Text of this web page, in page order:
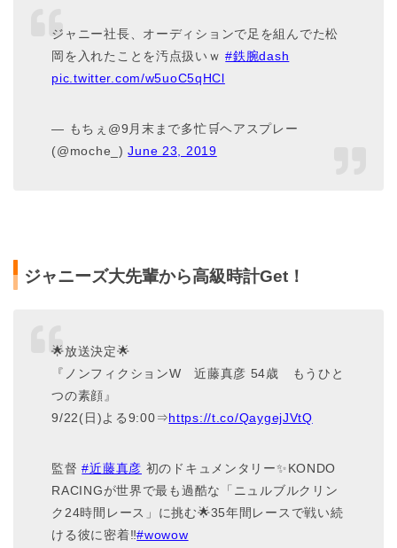
ジャニー社長、オーディションで足を組んでた松
岡を入れたことを汚点扱いｗ#鉄腕dash
pic.twitter.com/w5uoC5qHCl
— もちぇ@9月末まで多忙🛒ヘアスプレー
(@moche_)June 23, 2019
ジャニーズ大先輩から高級時計Get！
🌟放送決定🌟
『ノンフィクションW 近藤真彦 54歳 もうひと
つの素顔』
9/22(日)よる9:00⇒https://t.co/QaygejJVtQ
監督#近藤真彦 初のドキュメンタリー✨KONDO
RACINGが世界で最も過酷な「ニュルブルクリン
ク24時間レース」に挑む🌟35年間レースで戦い続
ける彼に密着‼️#wowow